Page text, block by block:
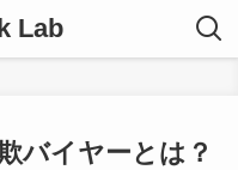
Lab
バイヤーとは？